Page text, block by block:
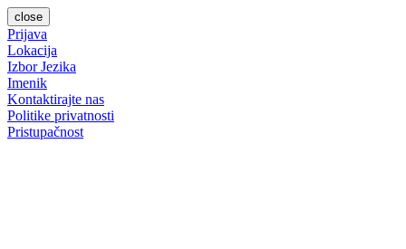
close
Prijava
Lokacija
Izbor Jezika
Imenik
Kontaktirajte nas
Politike privatnosti
Pristupačnost